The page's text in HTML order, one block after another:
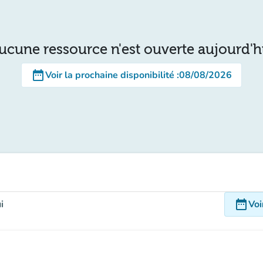
ressource n'est ouverte
date_rangeVoir la prochaine disponibilité :08/08/2026
date_range